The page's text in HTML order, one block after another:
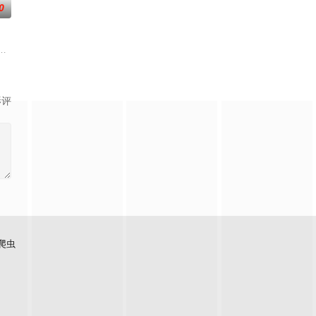
档再度联手，制作规模、动作场面全部疯狂升级。玄理、冈田将生强势加
个梦想都无所畏惧的十几岁，被现实挡住而受挫的二十几岁，像变成那样
虫